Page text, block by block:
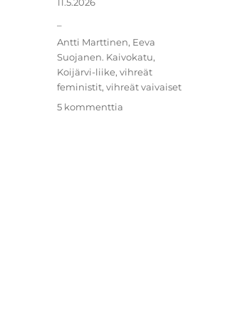
Avainsanat
Antti Marttinen, Eeva
Suojanen. Kaivokatu,
Koijärvi-liike,vihreät
feministit,vihreät vaivaiset
5 kommenttia